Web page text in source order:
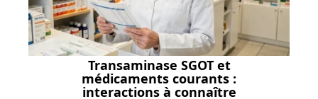
Transaminase SGOT et
médicaments courants :
interactions à connaître